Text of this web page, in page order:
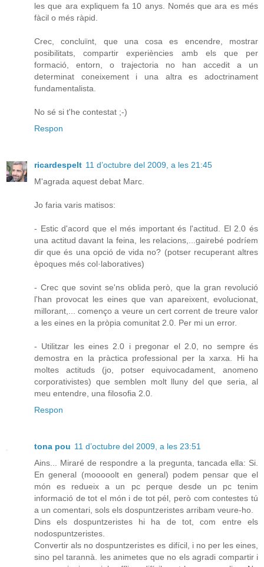
les que ara expliquem fa 10 anys. Només que ara es més
fàcil o més ràpid.
Crec, concluïnt, que una cosa es encendre, mostrar
posibilitats, compartir experiències amb els que per
formació, entorn, o trajectoria no han accedit a un
determinat coneixement i una altra es adoctrinament
fundamentalista.
No sé si t'he contestat ;-)
Respon
ricardespelt 11 d’octubre del 2009, a les 21:45
M'agrada aquest debat Marc.
Jo faria varis matisos:
- Estic d'acord que el més important és l'actitud. El 2.0 és
una actitud davant la feina, les relacions,...gairebé podríem
dir que és una opció de vida no? (potser recuperant altres
èpoques més col·laboratives)
- Crec que sovint se'ns oblida però, que la gran revolució
l'han provocat les eines que van apareixent, evolucionat,
millorant,... començo a veure un cert corrent de treure valor
a les eines en la pròpia comunitat 2.0. Per mi un error.
- Utilitzar les eines 2.0 i pregonar el 2.0, no sempre és
demostra en la pràctica professional per la xarxa. Hi ha
moltes actituds (jo, potser equivocadament, anomeno
corporativistes) que semblen molt lluny del que seria, al
meu entendre, una filosofia 2.0.
Respon
tona pou 11 d’octubre del 2009, a les 23:51
Ains... Miraré de respondre a la pregunta, tancada ella: Si.
En general (mooooolt en general) podem pensar que el
món es redueix a un pc perque desde un pc tenim
informació de tot el món i de tot pél, però com contestes tú
a un comentari, sols els dospuntzeristes arribam veure-ho.
Dins els dospuntzeristes hi ha de tot, com entre els
nodospuntzeristes.
Convertir als no dospuntzeristes es difícil, i no per les eines,
sino pel tarannà. les animetes que no els agradi compartir i